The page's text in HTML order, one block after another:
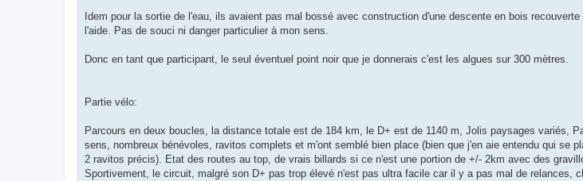
Idem pour la sortie de l'eau, ils avaient pas mal bossé avec construction d'une descente en bois
l'aide. Pas de souci ni danger particulier à mon sens.
Donc en tant que participant, le seul éventuel point noir que je donnerais c'est les algues sur 300 mètres.
Partie vélo:
Parcours en deux boucles, la distance totale est de 184 km, le D+ est de 1140 m, Jolis paysages variés,
sens, nombreux bénévoles, ravitos complets et m'ont semblé bien place (bien que j'en aie entendu qui se
2 ravitos précis). Etat des routes au top, de vrais billards si ce n'est une portion de +/- 2km avec des
Sportivement, le circuit, malgré son D+ pas trop élevé n'est pas ultra facile car il y a pas mal de relances,